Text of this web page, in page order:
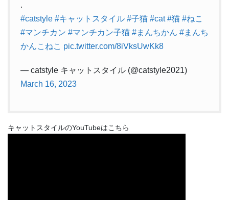
.
#catstyle #キャットスタイル #子猫 #cat #猫 #ねこ
#マンチカン #マンチカン子猫 #まんちかん #まんち
かんこねこ pic.twitter.com/8iVksUwKk8
— catstyle キャットスタイル (@catstyle2021)
March 16, 2023
キャットスタイルのYouTubeはこちら